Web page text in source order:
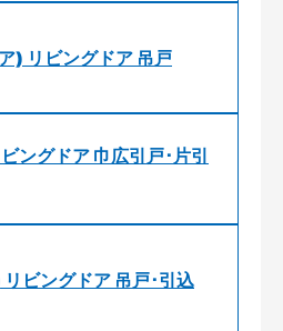
) リビングドア 吊戸
ングドア 巾広引戸･片引
ビングドア 吊戸･引込